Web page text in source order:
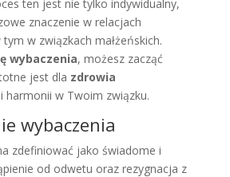
ten jest nie tylko indywidualny,
znaczenie w relacjach
w związkach małżeńskich.
wybaczenia, możesz zacząć
jest dla zdrowia
i harmonii w Twoim związku.
wybaczenia
zdefiniować jako świadome i
od odwetu oraz rezygnacja z